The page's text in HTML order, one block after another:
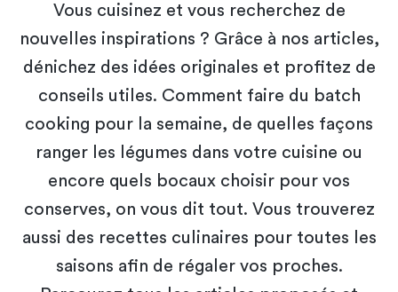
Vous cuisinez et vous recherchez de
nouvelles inspirations ? Grâce à nos articles,
dénichez des idées originales et profitez de
conseils utiles. Comment faire du batch
cooking pour la semaine, de quelles façons
ranger les légumes dans votre cuisine ou
encore quels bocaux choisir pour vos
conserves, on vous dit tout. Vous trouverez
aussi des recettes culinaires pour toutes les
saisons afin de régaler vos proches.